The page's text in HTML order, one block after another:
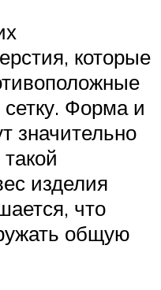
которые
Форма и
значительно
изделия
что
общую